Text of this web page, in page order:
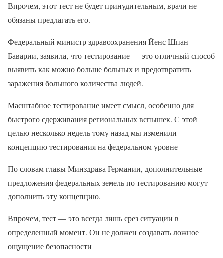
Впрочем, этот тест не будет принудительным, врачи не
обязаны предлагать его.
Федеральный министр здравоохранения Йенс Шпан
Баварии, заявила, что тестирование — это отличный способ
выявить как можно больше больных и предотвратить
заражения большого количества людей.
Масштабное тестирование имеет смысл, особенно для
быстрого сдерживания региональных вспышек. С этой
целью несколько недель тому назад мы изменили
концепцию тестирования на федеральном уровне
По словам главы Минздрава Германии, дополнительные
предложения федеральных земель по тестированию могут
дополнить эту концепцию.
Впрочем, тест — это всегда лишь срез ситуации в
определенный момент. Он не должен создавать ложное
ощущение безопасности